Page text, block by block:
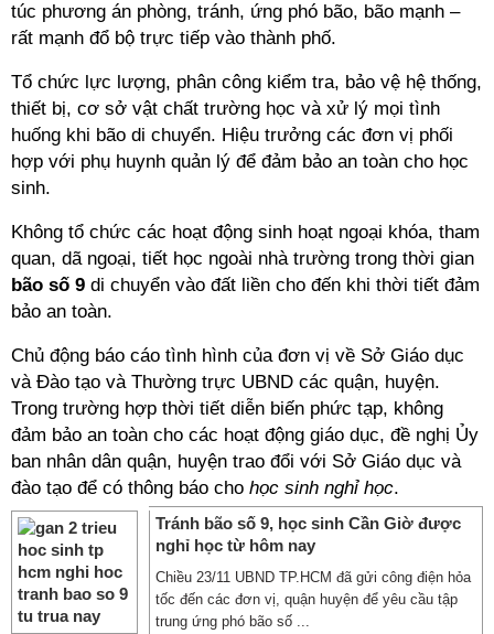
túc phương án phòng, tránh, ứng phó bão, bão mạnh –
rất mạnh đổ bộ trực tiếp vào thành phố.
Tổ chức lực lượng, phân công kiểm tra, bảo vệ hệ thống,
thiết bị, cơ sở vật chất trường học và xử lý mọi tình
huống khi bão di chuyển. Hiệu trưởng các đơn vị phối
hợp với phụ huynh quản lý để đảm bảo an toàn cho học
sinh.
Không tổ chức các hoạt động sinh hoạt ngoại khóa, tham
quan, dã ngoại, tiết học ngoài nhà trường trong thời gian
bão số 9 di chuyển vào đất liền cho đến khi thời tiết đảm
bảo an toàn.
Chủ động báo cáo tình hình của đơn vị về Sở Giáo dục
và Đào tạo và Thường trực UBND các quận, huyện.
Trong trường hợp thời tiết diễn biến phức tạp, không
đảm bảo an toàn cho các hoạt động giáo dục, đề nghị Ủy
ban nhân dân quận, huyện trao đổi với Sở Giáo dục và
đào tạo để có thông báo cho học sinh nghỉ học.
Tránh bão số 9, học sinh Cần Giờ được
nghỉ học từ hôm nay
Chiều 23/11 UBND TP.HCM đã gửi công điện hỏa
tốc đến các đơn vị, quận huyện để yêu cầu tập
trung ứng phó bão số ...